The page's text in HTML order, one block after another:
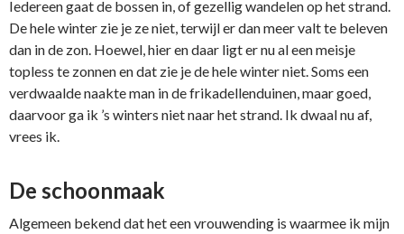
Iedereen gaat de bossen in, of gezellig wandelen op het strand.
De hele winter zie je ze niet, terwijl er dan meer valt te beleven
dan in de zon. Hoewel, hier en daar ligt er nu al een meisje
topless te zonnen en dat zie je de hele winter niet. Soms een
verdwaalde naakte man in de frikadellenduinen, maar goed,
daarvoor ga ik ’s winters niet naar het strand. Ik dwaal nu af,
vrees ik.
De schoonmaak
Algemeen bekend dat het een vrouwending is waarmee ik mijn